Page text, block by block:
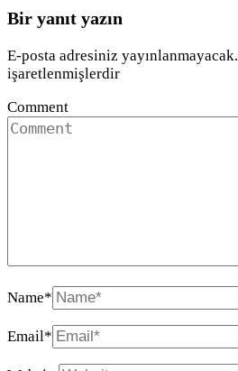
Bir yanıt yazın
E-posta adresiniz yayınlanmayacak.
işaretlenmişlerdir
Comment
Name*
Email*